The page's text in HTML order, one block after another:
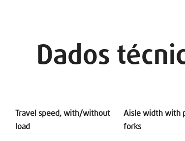
Dados
Travel speed, with/without
load
Aisle width with
forks